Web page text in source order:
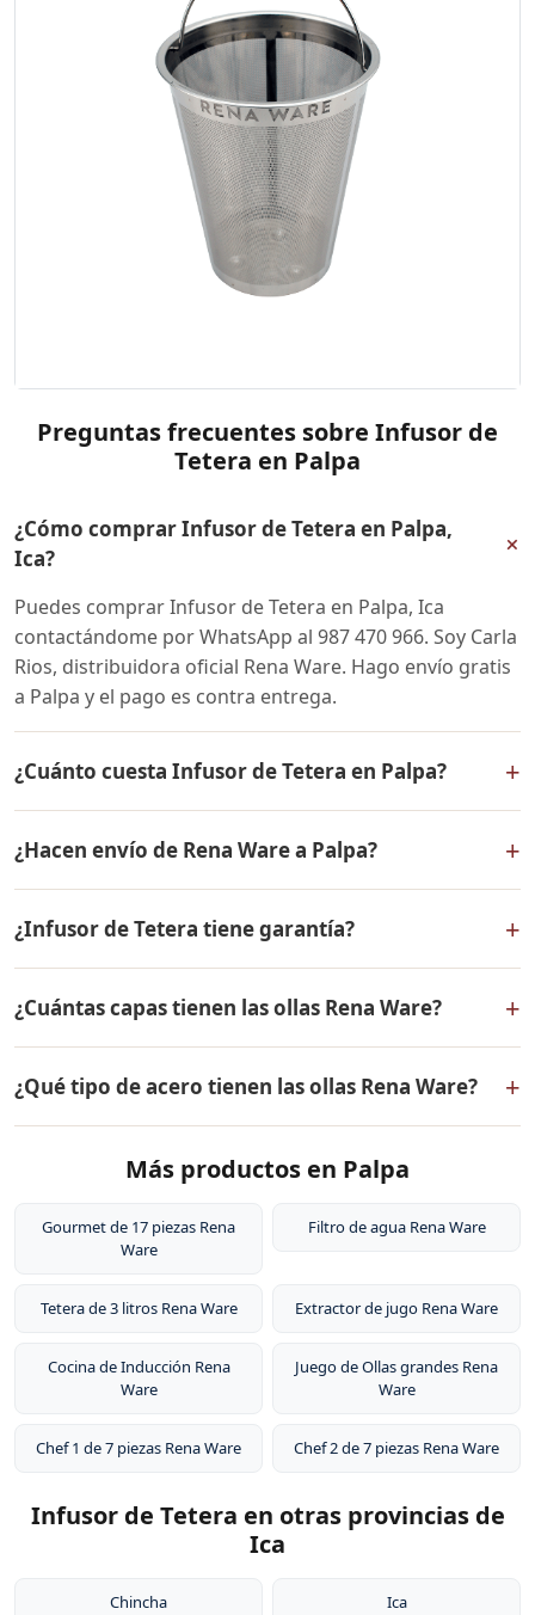
Preguntas frecuentes sobre Infusor de
Tetera en Palpa
¿Cómo comprar Infusor de Tetera en Palpa,
Ica?
+
Puedes comprar Infusor de Tetera en Palpa, Ica
contactándome por WhatsApp al 987 470 966. Soy Carla
Rios, distribuidora oficial Rena Ware. Hago envío gratis
a Palpa y el pago es contra entrega.
¿Cuánto cuesta Infusor de Tetera en Palpa? +
Perú. Contáctame por WhatsApp para conocer el precio
actual, promociones disponibles y facilidades de pago
en cuotas desde el 10% de inicial.
¿Hacen envío de Rena Ware a Palpa? +
Ica y a todo el Perú. El pago es contra entrega.
¿Infusor de Tetera tiene garantía? +
defectos de fabricación. Todos los productos Rena
Ware están fabricados en acero inoxidable quirúrgico
18/10 de la más alta calidad.
¿Cuántas capas tienen las ollas Rena Ware? +
dos capas externas de acero inoxidable quirúrgico
18/10, dos capas de aleación de aluminio para
aluminio puro. Este diseño permite cocinar a baja
alimentos.
¿Qué tipo de acero tienen las ollas Rena Ware? +
inoxidable quirúrgico 18/10 (18% cromo, 10% níquel).
sustancias tóxicas, no altera el sabor de los alimentos y
es extremadamente duradero. Por eso tienen garantía
Más productos en Palpa
Gourmet de 17 piezas Rena
Ware
Filtro de agua Rena Ware
Tetera de 3 litros Rena Ware Extractor de jugo Rena Ware
Cocina de Inducción Rena
Ware
Juego de Ollas grandes Rena
Ware
Chef 1 de 7 piezas Rena Ware Chef 2 de 7 piezas Rena Ware
Infusor de Tetera en otras provincias de
Ica
Chincha Ica